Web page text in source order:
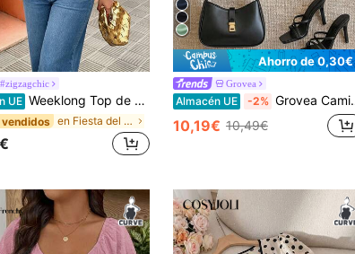
#zigzagchic
UE Weeklong Top de cintura con textura de dopamina y rayas de colores, hombro asimétrico, top de rayas de moda resort, top para vacaciones en la playa, ropa casual para la hora del té
en Fiesta del té Tops de talla grande
Ahorro de 0,30€
Grovea
Almacén UE -2% Grovea Camiseta de manga corta asimétrica elegante y casual para mujer de talla grande
10,19€ 10,49€